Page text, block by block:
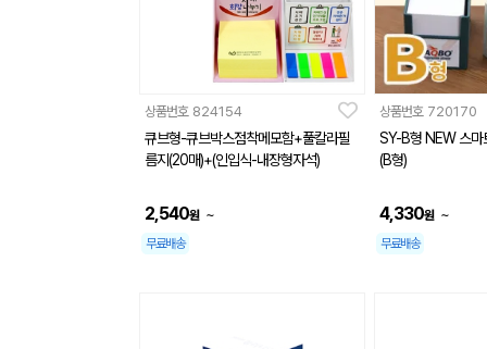
상품번호 824154
큐브형-큐브박스점착메모함+풀칼라필
름지(20매)+(인입식-내장형자석)
2,540원 ~
무료배송
상품번호 720170
SY-B형 NEW 스마
(B형)
4,330원 ~
무료배송